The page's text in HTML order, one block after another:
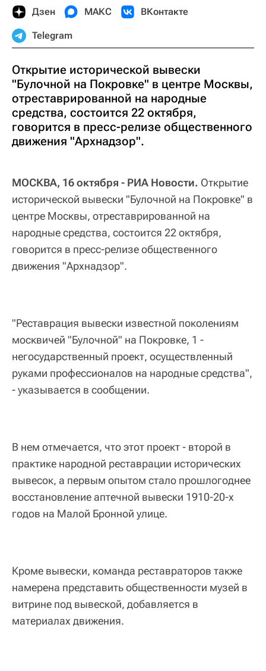
Дзен МАКС ВКонтакте
Telegram
Открытие исторической вывески
"Булочной на Покровке" в центре Москвы,
отреставрированной на народные
средства, состоится 22 октября,
говорится в пресс-релизе общественного
движения "Архнадзор".
МОСКВА, 16 октября - РИА Новости. Открытие
исторической вывески "Булочной на Покровке" в
центре Москвы, отреставрированной на
народные средства, состоится 22 октября,
говорится в пресс-релизе общественного
движения "Архнадзор".
"Реставрация вывески известной поколениям
москвичей "Булочной" на Покровке, 1 -
негосударственный проект, осуществленный
руками профессионалов на народные средства",
- указывается в сообщении.
В нем отмечается, что этот проект - второй в
практике народной реставрации исторических
вывесок, а первым опытом стало прошлогоднее
восстановление аптечной вывески 1910-20-х
годов на Малой Бронной улице.
Кроме вывески, команда реставраторов также
намерена представить общественности музей в
витрине под вывеской, добавляется в
материалах движения.